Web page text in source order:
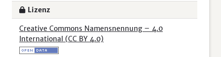
Lizenz
Creative Commons Namensnennung – 4.0
International (CC BY 4.0)